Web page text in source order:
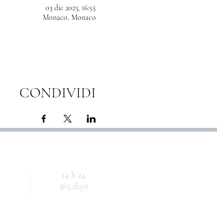
03 dic 2023, 16:55
Monaco, Monaco
CONDIVIDI
24 h 24
365 days